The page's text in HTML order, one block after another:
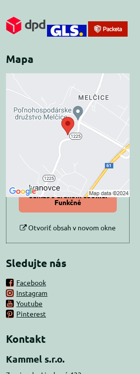
Mapa
Externý obsah je
blokovaný Voľbami
súkromia
Prajete si načítať externý obsah?
Povoliť tentokrát
Povoliť a zapamätať -
súhlas s druhom cookie:
Funkčné
Otvoriť obsah v novom okne
Sledujte nás
Facebook
Instagram
Youtube
Pinterest
Kontakt
Kammel s.r.o.